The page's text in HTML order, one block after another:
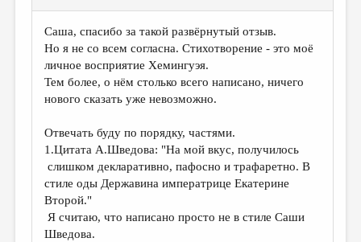
Саша, спасибо за такой развёрнутый отзыв.
Но я не со всем согласна. Стихотворение - это моё
личное восприятие Хемингуэя.
Тем более, о нём столько всего написано, ничего
нового сказать уже невозможно.
Отвечать буду по порядку, частями.
1.Цитата А.Шведова: "На мой вкус, получилось
слишком декларативно, пафосно и трафаретно. В
стиле оды Державина императрице Екатерине
Второй."
Я считаю, что написано просто не в стиле Саши
Шведова.